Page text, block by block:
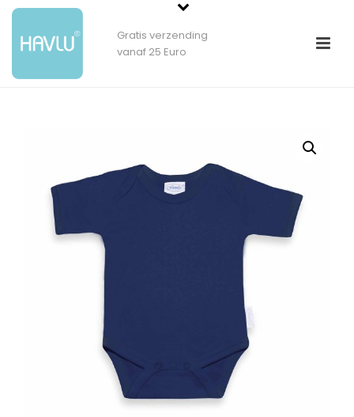
Gratis verzending
vanaf 25 Euro